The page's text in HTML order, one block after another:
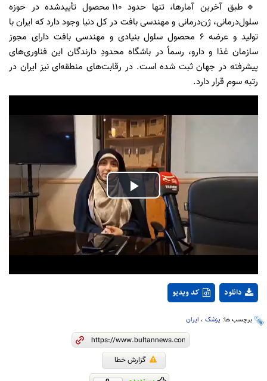
🔹طبق آخرین آمارها، تنها حدود ۱۱۰ محصول تأییدشده در حوزه
سلول‌درمانی، ژن‌درمانی و مهندسی بافت در کل دنیا وجود دارد که ایران با
تولید و عرضه ۶ محصول سلول بنیادی و مهندسی بافت دارای مجوز
سازمان غذا و دارو، رسماً در باشگاه محدودِ دارندگان این فناوری‌های
پیشرفته در جهان ثبت شده است. در رقابت‌های منطقه‌ای نیز ایران در
رتبه سوم قرار دارد.
Play
Video
کد ویدیو دانلود
برچسب ها: پزشک ، ایران
گزارش خطا